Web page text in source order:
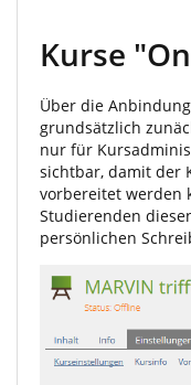
Kurse
Über die
grundsätzlich
nur für
sichtbar, damit der
vorbereitet werden
Studierenden
persönlichen